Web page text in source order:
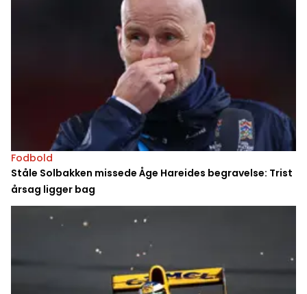
Fodbold
Ståle Solbakken missede Åge Hareides begravelse: Trist
årsag ligger bag